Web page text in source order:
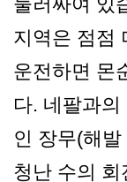
지역은 점점
운전하면 몬
다. 네팔과
인 장무(해
청난 수의